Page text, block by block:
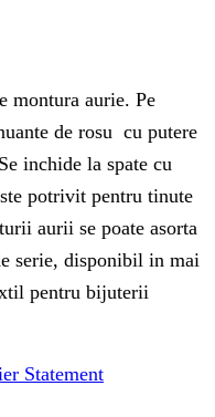
montura aurie. Pe
de rosu cu putere
inchide la spate cu
potrivit pentru tinute
aurii se poate asorta
serie, disponibil in mai
pentru bijuterii
Statement